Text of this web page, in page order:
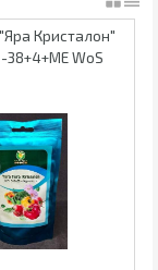
Кристалон"
38+4+МЕ WoS